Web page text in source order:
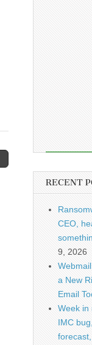
RECENT
CEO,
9, 2026
a New
Email
Week in
IMC